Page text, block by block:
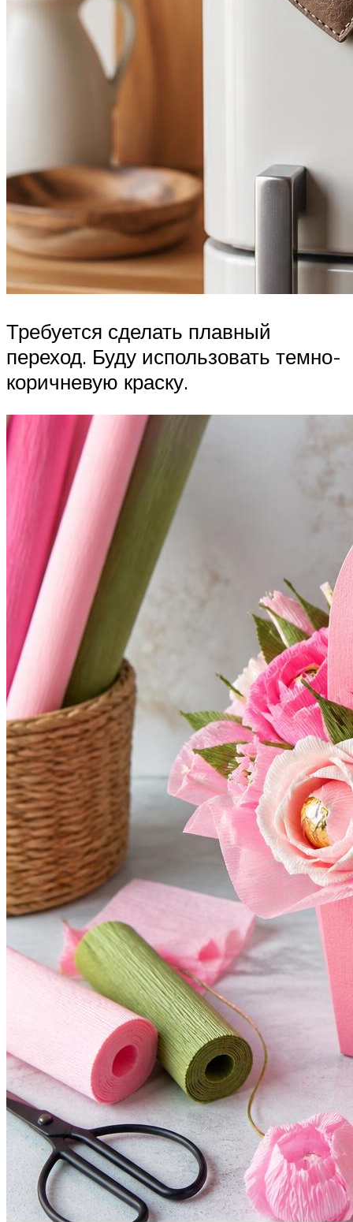
Требуется сделать плавный
переход. Буду использовать темно-
коричневую краску.